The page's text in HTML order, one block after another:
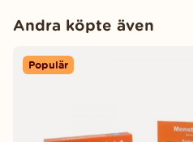
Andra köpte även
Populär